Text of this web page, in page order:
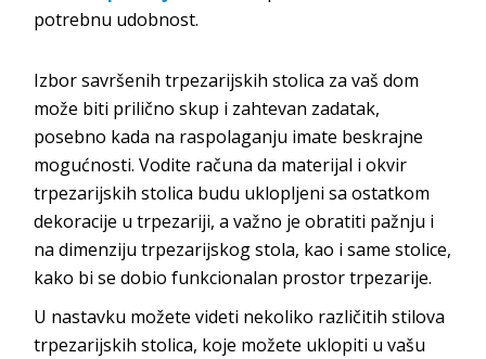
potrebnu udobnost.
Izbor savršenih trpezarijskih stolica za vaš dom
može biti prilično skup i zahtevan zadatak,
posebno kada na raspolaganju imate beskrajne
mogućnosti. Vodite računa da materijal i okvir
trpezarijskih stolica budu uklopljeni sa ostatkom
dekoracije u trpezariji, a važno je obratiti pažnju i
na dimenziju trpezarijskog stola, kao i same stolice,
kako bi se dobio funkcionalan prostor trpezarije.
U nastavku možete videti nekoliko različitih stilova
trpezarijskih stolica, koje možete uklopiti u vašu